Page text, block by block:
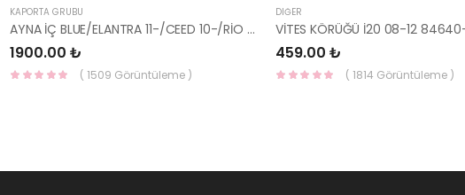
KAPORTA GRUBU
AYNA İÇ BLUE/ELANTRA 11-/CEED 10-/RİO 12-/SPORTAGE 11- 85101-3X100-HMC
1900.00 ₺
( 1509 Görüntüleme )
DIĞER
VİTES KÖRÜĞÜ İ20 08-12
459.00 ₺
( 1814 Görüntüleme )